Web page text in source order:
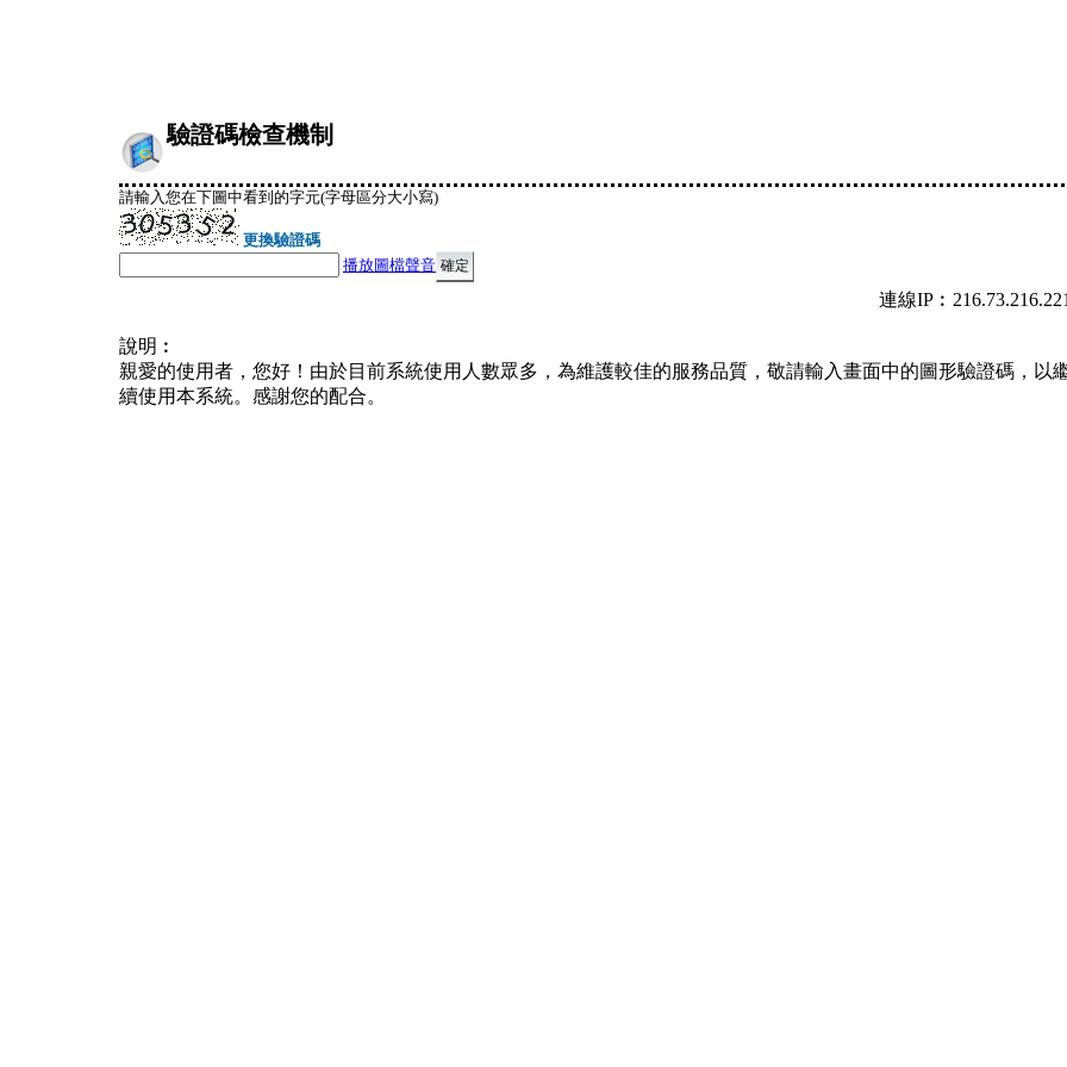
驗證碼檢查機制
請輸入您在下圖中看到的字元(字母區分大小寫)
更換驗證碼
播放圖檔聲音
連線
說明︰
親愛的使用者，您好！由於目前系統使用人數眾多，為維護較佳的服務品質，敬請輸入畫面中的圖形驗證碼，以
續使用本系統。感謝您的配合。